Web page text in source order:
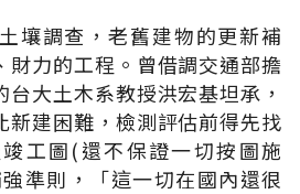
壤調查，老舊建物的更新補
財力的工程。曾借調交通部擔
大土木系教授洪宏基坦承，
新建困難，檢測評估前得先找
工圖(還不保證一切按圖施
準則，「這一切在國內還很